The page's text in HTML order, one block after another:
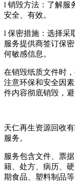
l 销毁方法：了解服
安全、有效。
l 保密措施：选择采
服务提供商签订保
何敏感信息。
在销毁纸质文件时
注意环保和安全因
件内容彻底销毁，避
天仁再生资源回收
服务。
服务包含文件、票
籍、处方、病历、
期食品、塑料制品等